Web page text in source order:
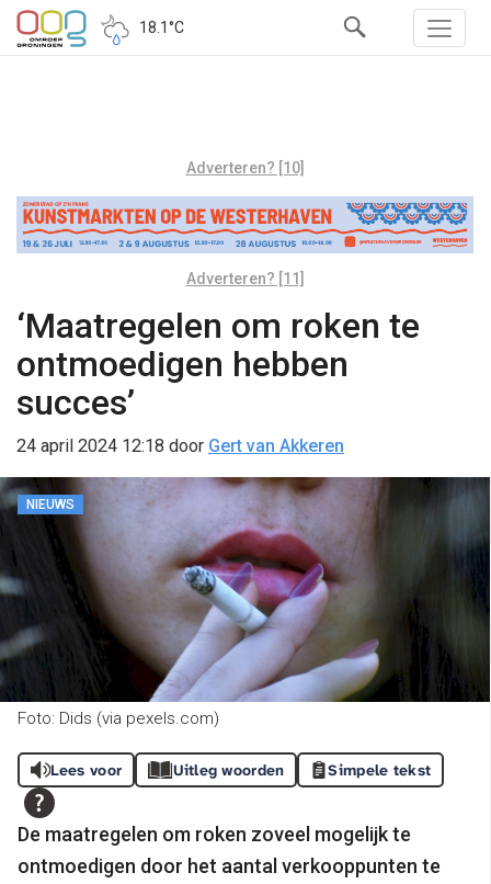
18.1°C
Adverteren? [10]
Adverteren? [11]
‘Maatregelen om roken te
ontmoedigen hebben
succes’
24 april 2024 12:18 door Gert van Akkeren
NIEUWS
Foto: Dids (via pexels.com)
Lees voor Uitleg woorden Simpele tekst
De maatregelen om roken zoveel mogelijk te
ontmoedigen door het aantal verkooppunten te